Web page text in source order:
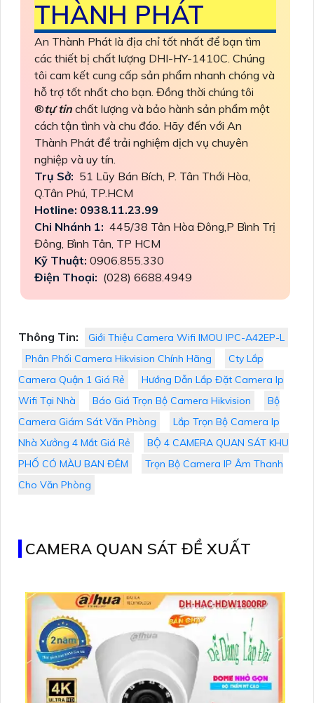
THÀNH PHÁT
An Thành Phát là địa chỉ tốt nhất để bạn tìm
các thiết bị chất lượng DHI-HY-1410C. Chúng
tôi cam kết cung cấp sản phẩm nhanh chóng và
hỗ trợ tốt nhất cho bạn. Đồng thời chúng tôi
®️tự tin chất lượng và bảo hành sản phẩm một
cách tận tình và chu đáo. Hãy đến với An
Thành Phát để trải nghiệm dịch vụ chuyên
nghiệp và uy tín.
Trụ Sở: 51 Lũy Bán Bích, P. Tân Thới Hòa,
Q.Tân Phú, TP.HCM
Hotline: 0938.11.23.99
Chi Nhánh 1: 445/38 Tân Hòa Đông,P Bình Trị
Đông, Bình Tân, TP HCM
Kỹ Thuật: 0906.855.330
Điện Thoại: (028) 6688.4949
Thông Tin:
Giới Thiệu Camera Wifi IMOU IPC-A42EP-L
Phân Phối Camera Hikvision Chính Hãng
Cty Lắp
Camera Quận 1 Giá Rẻ
Hướng Dẫn Lắp Đặt Camera Ip
Wifi Tại Nhà
Báo Giá Trọn Bộ Camera Hikvision
Bộ
Camera Giám Sát Văn Phòng
Lắp Trọn Bộ Camera Ip
Nhà Xưởng 4 Mắt Giá Rẻ
BỘ 4 CAMERA QUAN SÁT KHU
PHỐ CÓ MÀU BAN ĐÊM
Trọn Bộ Camera IP Âm Thanh
Cho Văn Phòng
CAMERA QUAN SÁT ĐỀ XUẤT